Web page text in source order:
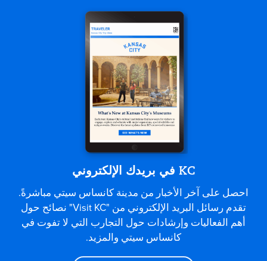
KC في بريدك الإلكتروني
احصل على آخر الأخبار من مدينة كانساس سيتي مباشرةً.
تقدم رسائل البريد الإلكتروني من "Visit KC" نصائح حول
أهم الفعاليات وإرشادات حول التجارب التي لا تفوت في
كانساس سيتي والمزيد.